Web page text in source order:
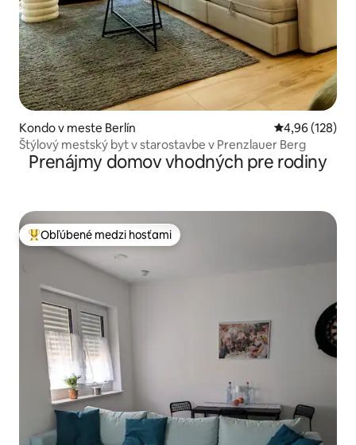
Kondo v meste Berlín Priemerné
4,96 (128)
Štýlový mestský byt v starostavbe v Prenzlauer Berg
Prenájmy domov vhodných pre rodiny
Najobľúbenejšie medzi hosťami
Obľúbené medzi hosťami